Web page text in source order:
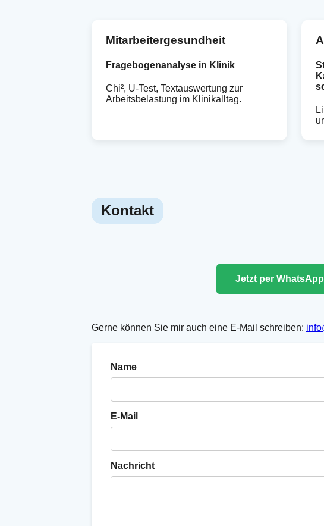
Mitarbeitergesundheit
Fragebogenanalyse in Klinik
Chi², U-Test, Textauswertung zur
Arbeitsbelastung im Klinikalltag.
Kontakt
Jetzt per
Gerne können Sie mir auch eine E-Mail schreiben:
Name
E-Mail
Nachricht